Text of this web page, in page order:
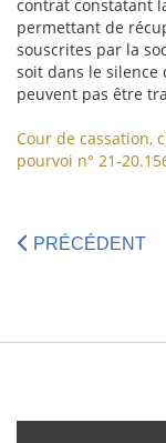
contrat constatant
permettant de
souscrites par la
soit dans le silence
peuvent pas être
Cour de cassation,
pourvoi n° 21-
PRÉCÉDENT